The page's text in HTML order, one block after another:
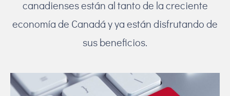
canadienses están al tanto de la creciente
economía de Canadá y ya están disfrutando de
sus beneficios.